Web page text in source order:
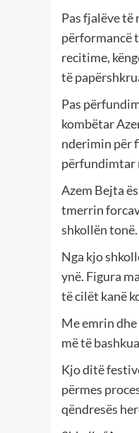
Pas fjalëve
përformancë
recitime,
të
Pas
kombëtar
nderimin për
përfundimtar
Azem Bejta
tmerrin
shkollën tonë.
Nga kjo
ynë. Figura
të cilët kanë
Me emrin
më të
Kjo ditë
përmes
qëndresës